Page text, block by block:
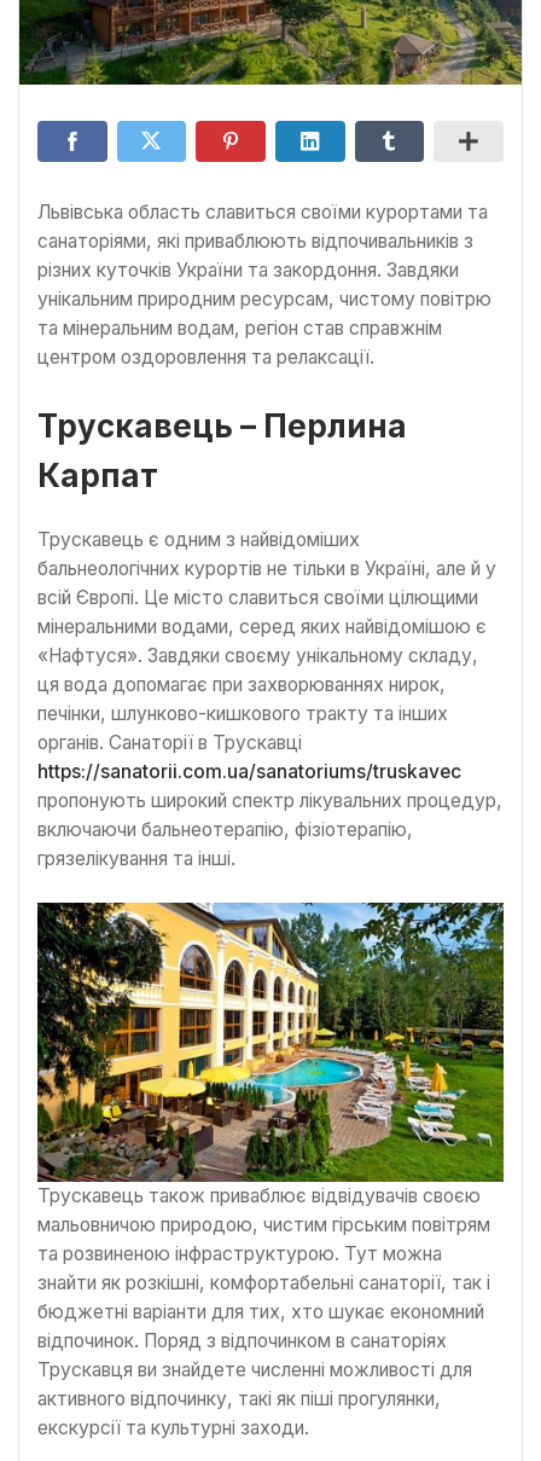
Львівська область славиться своїми курортами та
санаторіями, які приваблюють відпочивальників з
різних куточків України та закордоння. Завдяки
унікальним природним ресурсам, чистому повітрю
та мінеральним водам, регіон став справжнім
центром оздоровлення та релаксації.
Трускавець – Перлина
Карпат
Трускавець є одним з найвідоміших
бальнеологічних курортів не тільки в Україні, але й у
всій Європі. Це місто славиться своїми цілющими
мінеральними водами, серед яких найвідомішою є
«Нафтуся». Завдяки своєму унікальному складу,
ця вода допомагає при захворюваннях нирок,
печінки, шлунково-кишкового тракту та інших
органів. Санаторії в Трускавці
https://sanatorii.com.ua/sanatoriums/truskavec
пропонують широкий спектр лікувальних процедур,
включаючи бальнеотерапію, фізіотерапію,
грязелікування та інші.
Трускавець також приваблює відвідувачів своєю
мальовничою природою, чистим гірським повітрям
та розвиненою інфраструктурою. Тут можна
знайти як розкішні, комфортабельні санаторії, так і
бюджетні варіанти для тих, хто шукає економний
відпочинок. Поряд з відпочинком в санаторіях
Трускавця ви знайдете численні можливості для
активного відпочинку, такі як піші прогулянки,
екскурсії та культурні заходи.